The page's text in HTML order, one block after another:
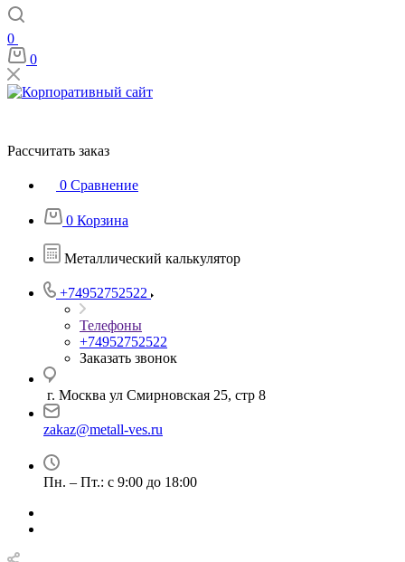
0
0
Рассчитать заказ
0 Сравнение
0 Корзина
Металлический калькулятор
+74952752522
Телефоны
+74952752522
Заказать звонок
г. Москва ул Смирновская 25, стр 8
zakaz@metall-ves.ru
Пн. – Пт.: с 9:00 до 18:00